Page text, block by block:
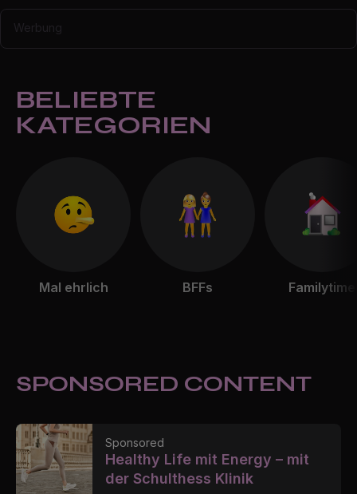
Werbung
BELIEBTE
KATEGORIEN
Mal ehrlich BFFs Familytime
SPONSORED CONTENT
Sponsored
Healthy Life mit Energy – mit
der Schulthess Klinik